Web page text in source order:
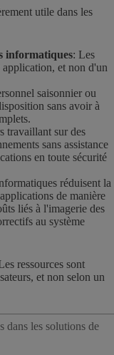
utile dans les
informatiques: Les
et non d'un
saisonnier ou
sans avoir à
travaillant sur des
sans assistance
en toute sécurité
réduisent la
de manière
liés à l'imagerie des
au système
ressources sont
et non selon un
dans les solutions de